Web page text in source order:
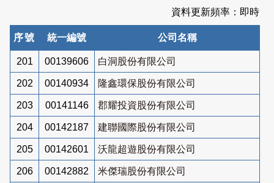
資料更新頻率：即時
序號 統一編號 公司名稱
201 00139606 白洞股份有限公司
202 00140934 隆鑫環保股份有限公司
203 00141146 郡耀投資股份有限公司
204 00142187 建聯國際股份有限公司
205 00142601 沃龍超遊股份有限公司
206 00142882 米傑瑞股份有限公司